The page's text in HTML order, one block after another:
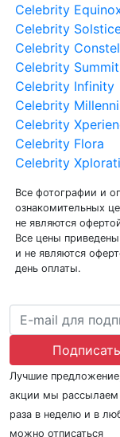
Celebrity
Celebrity
Celebrity
Celebrity Summit
Celebrity Infinity
Celebrity
Celebrity
Celebrity Flora
Celebrity
Все фотографии и
ознакомительных
не являются
Все цены
и не являются
день оплаты.
Лучшие
акции мы рассылаем
раза в неделю и в
можно отписаться